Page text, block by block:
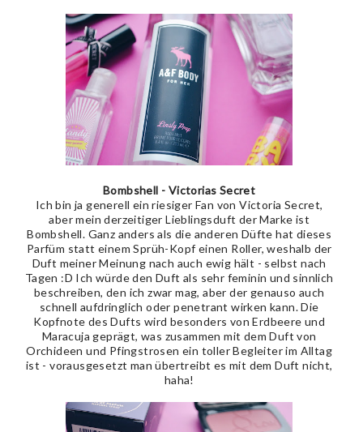
Bombshell - Victorias Secret
Ich bin ja generell ein riesiger Fan von Victoria Secret,
aber mein derzeitiger Lieblingsduft der Marke ist
Bombshell. Ganz anders als die anderen Düfte hat dieses
Parfüm statt einem Sprüh-Kopf einen Roller, weshalb der
Duft meiner Meinung nach auch ewig hält - selbst nach
Tagen :D Ich würde den Duft als sehr feminin und sinnlich
beschreiben, den ich zwar mag, aber der genauso auch
schnell aufdringlich oder penetrant wirken kann. Die
Kopfnote des Dufts wird besonders von Erdbeere und
Maracuja geprägt, was zusammen mit dem Duft von
Orchideen und Pfingstrosen ein toller Begleiter im Alltag
ist - vorausgesetzt man übertreibt es mit dem Duft nicht,
haha!